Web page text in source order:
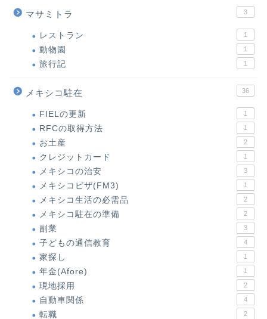
マサミトラ 3
レストラン 1
動物園 1
旅行記 1
メキシコ駐在 36
FIELの更新 1
RFCの取得方法 1
お土産 2
クレジットカード 1
メキシコの治安 3
メキシコビザ(FM3) 1
メキシコ生活の必需品 2
メキシコ駐在の準備 2
副業 3
子どもの通信教育 4
家探し 1
年金(Afore) 1
現地採用 2
自動車関係 4
転職 2